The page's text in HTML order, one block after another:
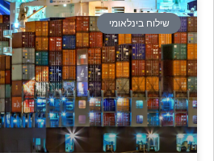
שילוח בינלאומי